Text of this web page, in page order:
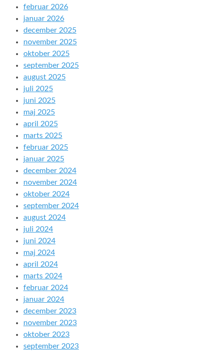
februar 2026
januar 2026
december 2025
november 2025
oktober 2025
september 2025
august 2025
juli 2025
juni 2025
maj 2025
april 2025
marts 2025
februar 2025
januar 2025
december 2024
november 2024
oktober 2024
september 2024
august 2024
juli 2024
juni 2024
maj 2024
april 2024
marts 2024
februar 2024
januar 2024
december 2023
november 2023
oktober 2023
september 2023